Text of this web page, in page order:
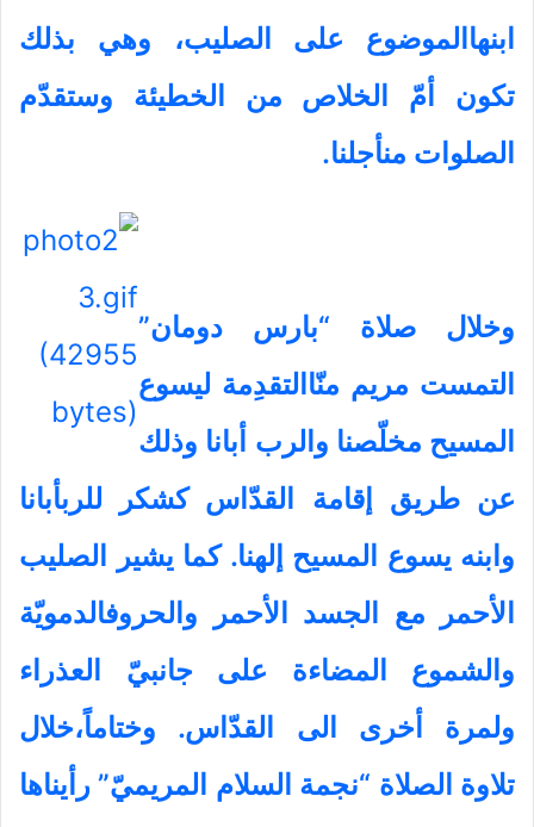
ابنهاالموضوع على الصليب، وهي بذلك
تكون أمّ الخلاص من الخطيئة وستقدّم
الصلوات منأجلنا.
وخلال صلاة “بارس دومان”
التمست مريم منّاالتقدِمة ليسوع
المسيح مخلّصنا والرب أبانا وذلك
عن طريق إقامة القدّاس كشكر للربأبانا
وابنه يسوع المسيح إلهنا. كما يشير الصليب
الأحمر مع الجسد الأحمر والحروفالدمويّة
والشموع المضاءة على جانبيّ العذراء
ولمرة أخرى الى القدّاس. وختاماً،خلال
تلاوة الصلاة “نجمة السلام المريميّ” رأيناها